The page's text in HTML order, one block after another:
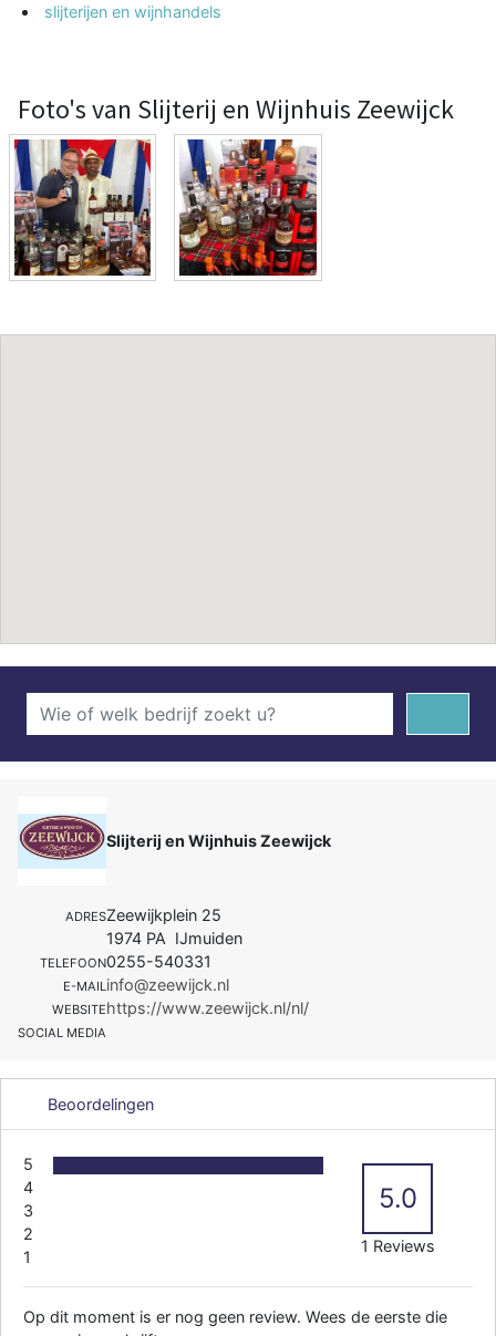
slijterijen en wijnhandels
Foto's van Slijterij en Wijnhuis Zeewijck
Slijterij en Wijnhuis Zeewijck
ADRESZeewijkplein 25
1974 PA IJmuiden
TELEFOON0255-540331
E-MAILinfo@zeewijck.nl
WEBSITEhttps://www.zeewijck.nl/nl/
SOCIAL MEDIA
Beoordelingen
5
4
3
2
1
5.0
1 Reviews
Op dit moment is er nog geen review. Wees de eerste die